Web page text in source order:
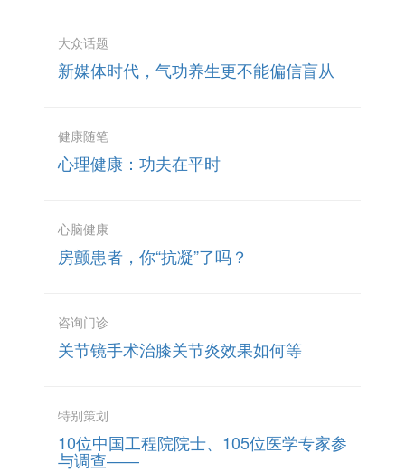
大众话题
新媒体时代，气功养生更不能偏信盲从
健康随笔
心理健康：功夫在平时
心脑健康
房颤患者，你“抗凝”了吗？
咨询门诊
关节镜手术治膝关节炎效果如何等
特别策划
10位中国工程院院士、105位医学专家参
与调查――